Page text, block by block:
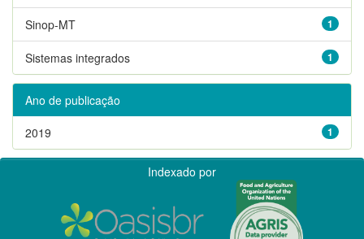
1
Sinop-MT
1
Sistemas integrados
Ano de publicação
1
2019
Indexado por